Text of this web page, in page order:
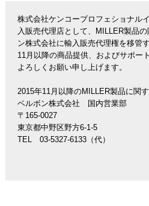
株式会社ケンコープロフェショナル
入販売代理店として、MILLER製品
ン株式会社に輸入販売代理権を移管
11月以降の商品提供、およびサポー
よろしくお願い申し上げます。
2015年11月以降のMILLER製品に関
ベルボン株式会社 国内営業部
〒165-0027
東京都中野区野方6-1-5
TEL 03-5327-6133（代）